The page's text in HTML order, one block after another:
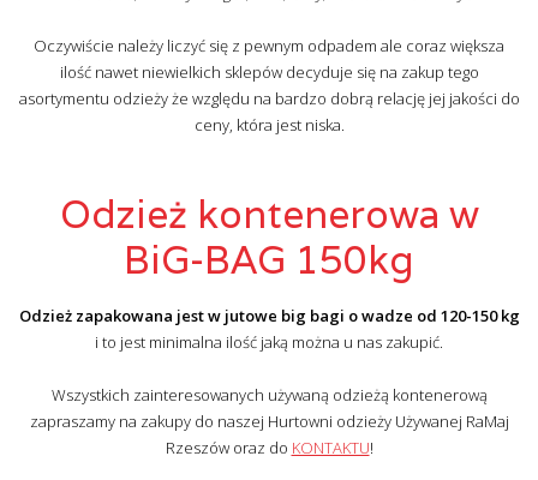
Oczywiście należy liczyć się z pewnym odpadem ale coraz większa
ilość nawet niewielkich sklepów decyduje się na zakup tego
asortymentu odzieży że względu na bardzo dobrą relację jej jakości do
ceny, która jest niska.
Odzież kontenerowa w
BiG-BAG 150kg
Odzież zapakowana jest w jutowe big bagi o wadze od 120-150 kg
i to jest minimalna ilość jaką można u nas zakupić.
Wszystkich zainteresowanych używaną odzieżą kontenerową
zapraszamy na zakupy do naszej Hurtowni odzieży Używanej RaMaj
Rzeszów oraz do KONTAKTU!